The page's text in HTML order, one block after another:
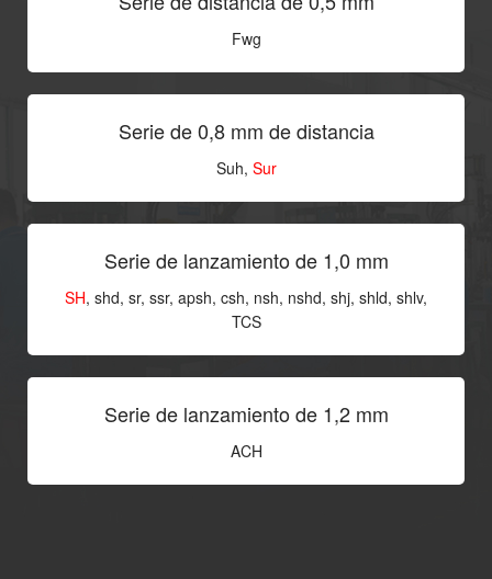
Fwg
Serie de 0,8 mm de distancia
Suh, Sur
Serie de lanzamiento de 1,0 mm
SH, shd, sr, ssr, apsh, csh, nsh, nshd, shj, shld, shlv,
TCS
Serie de lanzamiento de 1,2 mm
ACH